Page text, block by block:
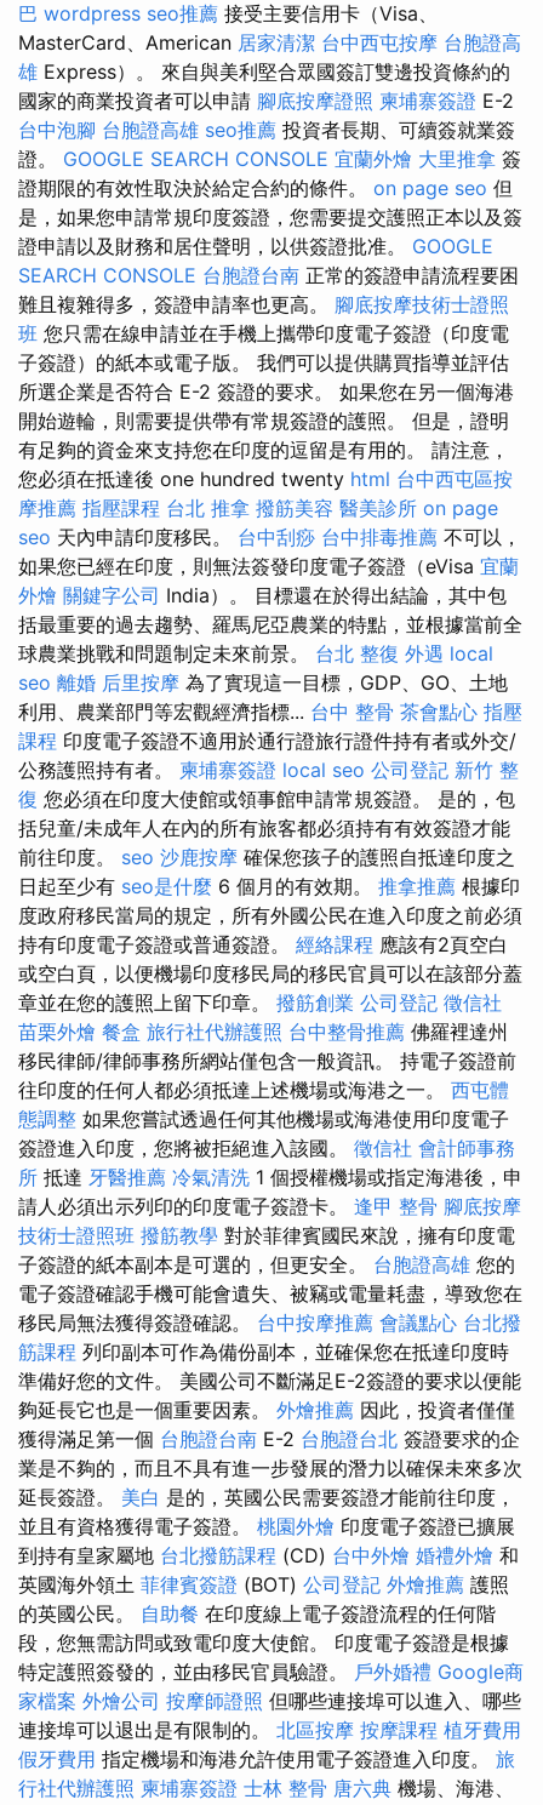
巴 wordpress seo推薦 接受主要信用卡（Visa、
MasterCard、American 居家清潔 台中西屯按摩 台胞證高
雄 Express）。 來自與美利堅合眾國簽訂雙邊投資條約的
國家的商業投資者可以申請 腳底按摩證照 柬埔寨簽證 E-2
台中泡腳 台胞證高雄 seo推薦 投資者長期、可續簽就業簽
證。 GOOGLE SEARCH CONSOLE 宜蘭外燴 大里推拿 簽
證期限的有效性取決於給定合約的條件。 on page seo 但
是，如果您申請常規印度簽證，您需要提交護照正本以及簽
證申請以及財務和居住聲明，以供簽證批准。 GOOGLE
SEARCH CONSOLE 台胞證台南 正常的簽證申請流程要困
難且複雜得多，簽證申請率也更高。 腳底按摩技術士證照
班 您只需在線申請並在手機上攜帶印度電子簽證（印度電
子簽證）的紙本或電子版。 我們可以提供購買指導並評估
所選企業是否符合 E-2 簽證的要求。 如果您在另一個海港
開始遊輪，則需要提供帶有常規簽證的護照。 但是，證明
有足夠的資金來支持您在印度的逗留是有用的。 請注意，
您必須在抵達後 one hundred twenty html 台中西屯區按
摩推薦 指壓課程 台北 推拿 撥筋美容 醫美診所 on page
seo 天內申請印度移民。 台中刮痧 台中排毒推薦 不可以，
如果您已經在印度，則無法簽發印度電子簽證（eVisa 宜蘭
外燴 關鍵字公司 India）。 目標還在於得出結論，其中包
括最重要的過去趨勢、羅馬尼亞農業的特點，並根據當前全
球農業挑戰和問題制定未來前景。 台北 整復 外遇 local
seo 離婚 后里按摩 為了實現這一目標，GDP、GO、土地
利用、農業部門等宏觀經濟指標... 台中 整骨 茶會點心 指壓
課程 印度電子簽證不適用於通行證旅行證件持有者或外交/
公務護照持有者。 柬埔寨簽證 local seo 公司登記 新竹 整
復 您必須在印度大使館或領事館申請常規簽證。 是的，包
括兒童/未成年人在內的所有旅客都必須持有有效簽證才能
前往印度。 seo 沙鹿按摩 確保您孩子的護照自抵達印度之
日起至少有 seo是什麼 6 個月的有效期。 推拿推薦 根據印
度政府移民當局的規定，所有外國公民在進入印度之前必須
持有印度電子簽證或普通簽證。 經絡課程 應該有2頁空白
或空白頁，以便機場印度移民局的移民官員可以在該部分蓋
章並在您的護照上留下印章。 撥筋創業 公司登記 徵信社
苗栗外燴 餐盒 旅行社代辦護照 台中整骨推薦 佛羅裡達州
移民律師/律師事務所網站僅包含一般資訊。 持電子簽證前
往印度的任何人都必須抵達上述機場或海港之一。 西屯體
態調整 如果您嘗試透過任何其他機場或海港使用印度電子
簽證進入印度，您將被拒絕進入該國。 徵信社 會計師事務
所 抵達 牙醫推薦 冷氣清洗 1 個授權機場或指定海港後，申
請人必須出示列印的印度電子簽證卡。 逢甲 整骨 腳底按摩
技術士證照班 撥筋教學 對於菲律賓國民來說，擁有印度電
子簽證的紙本副本是可選的，但更安全。 台胞證高雄 您的
電子簽證確認手機可能會遺失、被竊或電量耗盡，導致您在
移民局無法獲得簽證確認。 台中按摩推薦 會議點心 台北撥
筋課程 列印副本可作為備份副本，並確保您在抵達印度時
準備好您的文件。 美國公司不斷滿足E-2簽證的要求以便能
夠延長它也是一個重要因素。 外燴推薦 因此，投資者僅僅
獲得滿足第一個 台胞證台南 E-2 台胞證台北 簽證要求的企
業是不夠的，而且不具有進一步發展的潛力以確保未來多次
延長簽證。 美白 是的，英國公民需要簽證才能前往印度，
並且有資格獲得電子簽證。 桃園外燴 印度電子簽證已擴展
到持有皇家屬地 台北撥筋課程 (CD) 台中外燴 婚禮外燴 和
英國海外領土 菲律賓簽證 (BOT) 公司登記 外燴推薦 護照
的英國公民。 自助餐 在印度線上電子簽證流程的任何階
段，您無需訪問或致電印度大使館。 印度電子簽證是根據
特定護照簽發的，並由移民官員驗證。 戶外婚禮 Google商
家檔案 外燴公司 按摩師證照 但哪些連接埠可以進入、哪些
連接埠可以退出是有限制的。 北區按摩 按摩課程 植牙費用
假牙費用 指定機場和海港允許使用電子簽證進入印度。 旅
行社代辦護照 柬埔寨簽證 士林 整骨 唐六典 機場、海港、